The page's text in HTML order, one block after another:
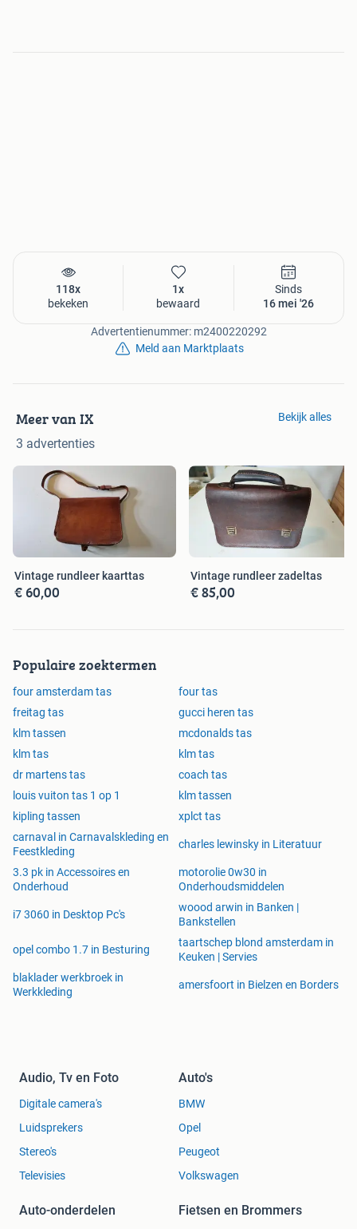
118x
bekeken
1x
bewaard
Sinds
16 mei '26
Advertentienummer: m2400220292
Meld aan Marktplaats
Meer van IX
3 advertenties
Bekijk alles
Vintage rundleer kaarttas
€ 60,00
Vintage rundleer zadeltas
€ 85,00
Populaire zoektermen
four amsterdam tas
four tas
freitag tas
gucci heren tas
klm tassen
mcdonalds tas
klm tas
klm tas
dr martens tas
coach tas
louis vuiton tas 1 op 1
klm tassen
kipling tassen
xplct tas
carnaval in Carnavalskleding en
Feestkleding
charles lewinsky in Literatuur
3.3 pk in Accessoires en
Onderhoud
motorolie 0w30 in
Onderhoudsmiddelen
i7 3060 in Desktop Pc's
woood arwin in Banken |
Bankstellen
opel combo 1.7 in Besturing
taartschep blond amsterdam in
Keuken | Servies
blaklader werkbroek in
Werkkleding
amersfoort in Bielzen en Borders
Audio, Tv en Foto
Digitale camera's
Luidsprekers
Stereo's
Televisies
Auto's
BMW
Opel
Peugeot
Volkswagen
Auto-onderdelen Fietsen en Brommers